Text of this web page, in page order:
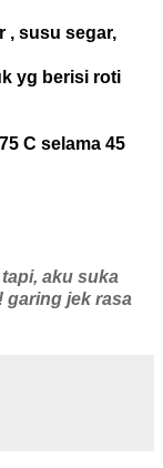
, susu segar,
yg berisi roti
C selama 45
aku suka
garing jek rasa